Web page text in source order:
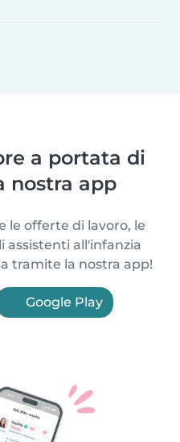
a portata di
nostra app
le offerte di lavoro, le
assistenti all'infanzia
tramite la nostra app!
Google Play